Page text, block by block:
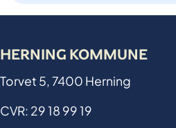
HERNING KOMMUNE
Torvet 5, 7400 Herning
CVR: 29 18 99 19